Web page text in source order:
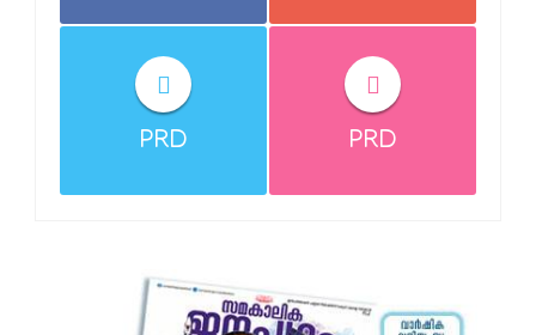
PRD PRD